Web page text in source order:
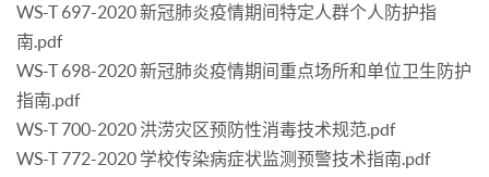
WS-T 697-2020 新冠肺炎疫情期间特定人群个人防护指
南.pdf
WS-T 698-2020 新冠肺炎疫情期间重点场所和单位卫生防护
指南.pdf
WS-T 700-2020 洪涝灾区预防性消毒技术规范.pdf
WS-T 772-2020 学校传染病症状监测预警技术指南.pdf